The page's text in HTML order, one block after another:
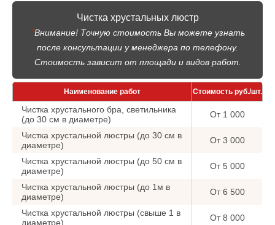
Чистка хрустальных люстр
*Внимание! Точную стоимость Вы можете узнать
после консультации у менеджера по телефону.
Стоимость зависит от площади и видов работ.
Наименование работ Стоимость руб./шт.
Чистка хрустального бра, светильника
(до 30 см в диаметре)
От 1 000
Чистка хрустальной люстры (до 30 см в
диаметре)
От 3 000
Чистка хрустальной люстры (до 50 см в
диаметре)
От 5 000
Чистка хрустальной люстры (до 1м в
диаметре)
От 6 500
Чистка хрустальной люстры (свыше 1 в
диаметре)
От 8 000